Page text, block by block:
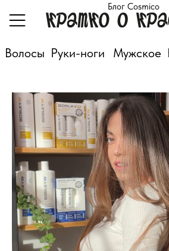
Блог Cosmico
Мужское
Руки-ноги
Волосы